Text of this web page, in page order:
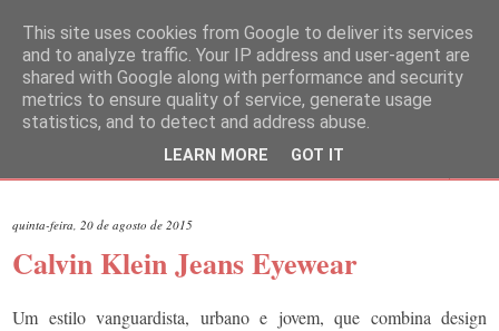
quinta-feira, 20 de agosto de 2015
Calvin Klein Jeans Eyewear
Um estilo vanguardista, urbano e jovem, que combina design
This site uses cookies from Google to deliver its services
and to analyze traffic. Your IP address and user-agent are
shared with Google along with performance and security
metrics to ensure quality of service, generate usage
statistics, and to detect and address abuse.
LEARN MORE GOT IT